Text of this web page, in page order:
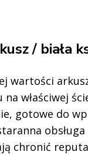
/ biała
wartości
właściwej
gotowe do
chronić